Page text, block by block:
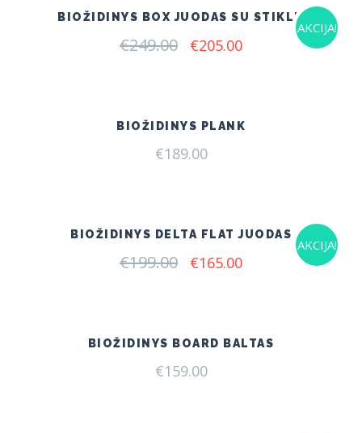
AKCIJA!
BIOŽIDINYS BOX JUODAS SU STIKLU
€249.00 Original
€205.00Current
BIOŽIDINYS PLANK
€189.00
AKCIJA!
BIOŽIDINYS DELTA FLAT JUODAS
€199.00 Original
€165.00Current
BIOŽIDINYS BOARD BALTAS
€159.00